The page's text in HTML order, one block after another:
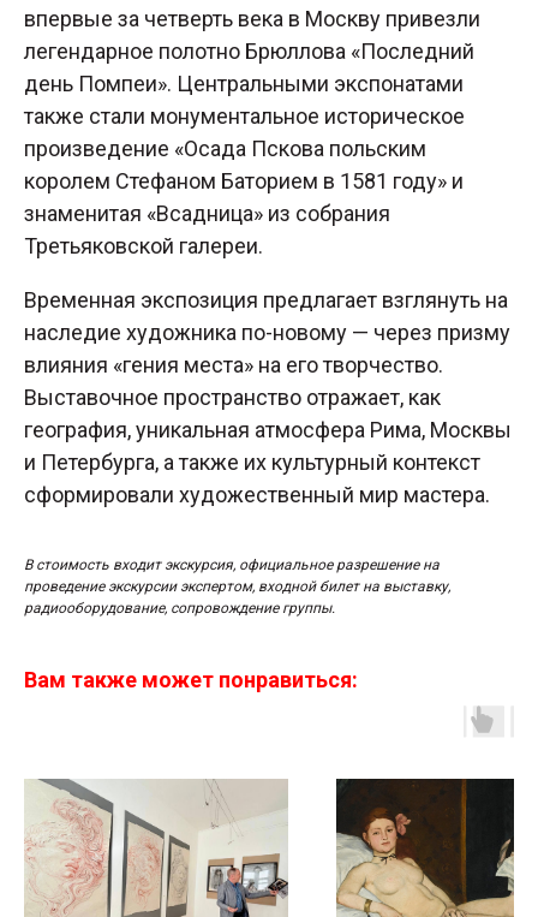
впервые за четверть века в Москву привезли
легендарное полотно Брюллова «Последний
день Помпеи». Центральными экспонатами
также стали монументальное историческое
произведение «Осада Пскова польским
королем Стефаном Баторием в 1581 году» и
знаменитая «Всадница» из собрания
Третьяковской галереи.
Временная экспозиция предлагает взглянуть на
наследие художника по-новому — через призму
влияния «гения места» на его творчество.
Выставочное пространство отражает, как
география, уникальная атмосфера Рима, Москвы
и Петербурга, а также их культурный контекст
сформировали художественный мир мастера.
В стоимость входит экскурсия, официальное разрешение на
проведение экскурсии экспертом, входной билет на выставку,
радиооборудование, сопровождение группы.
Вам также может понравиться: